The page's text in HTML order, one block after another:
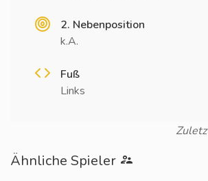
2. Nebenposition
k.A.
Fuß
Links
Ähnliche Spieler